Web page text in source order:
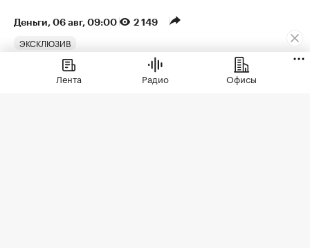
Деньги⁠, 06 авг, 09:00 2 149
ЭКСКЛЮЗИВ
Аналитики оценили рост
Лента Радио Офисы